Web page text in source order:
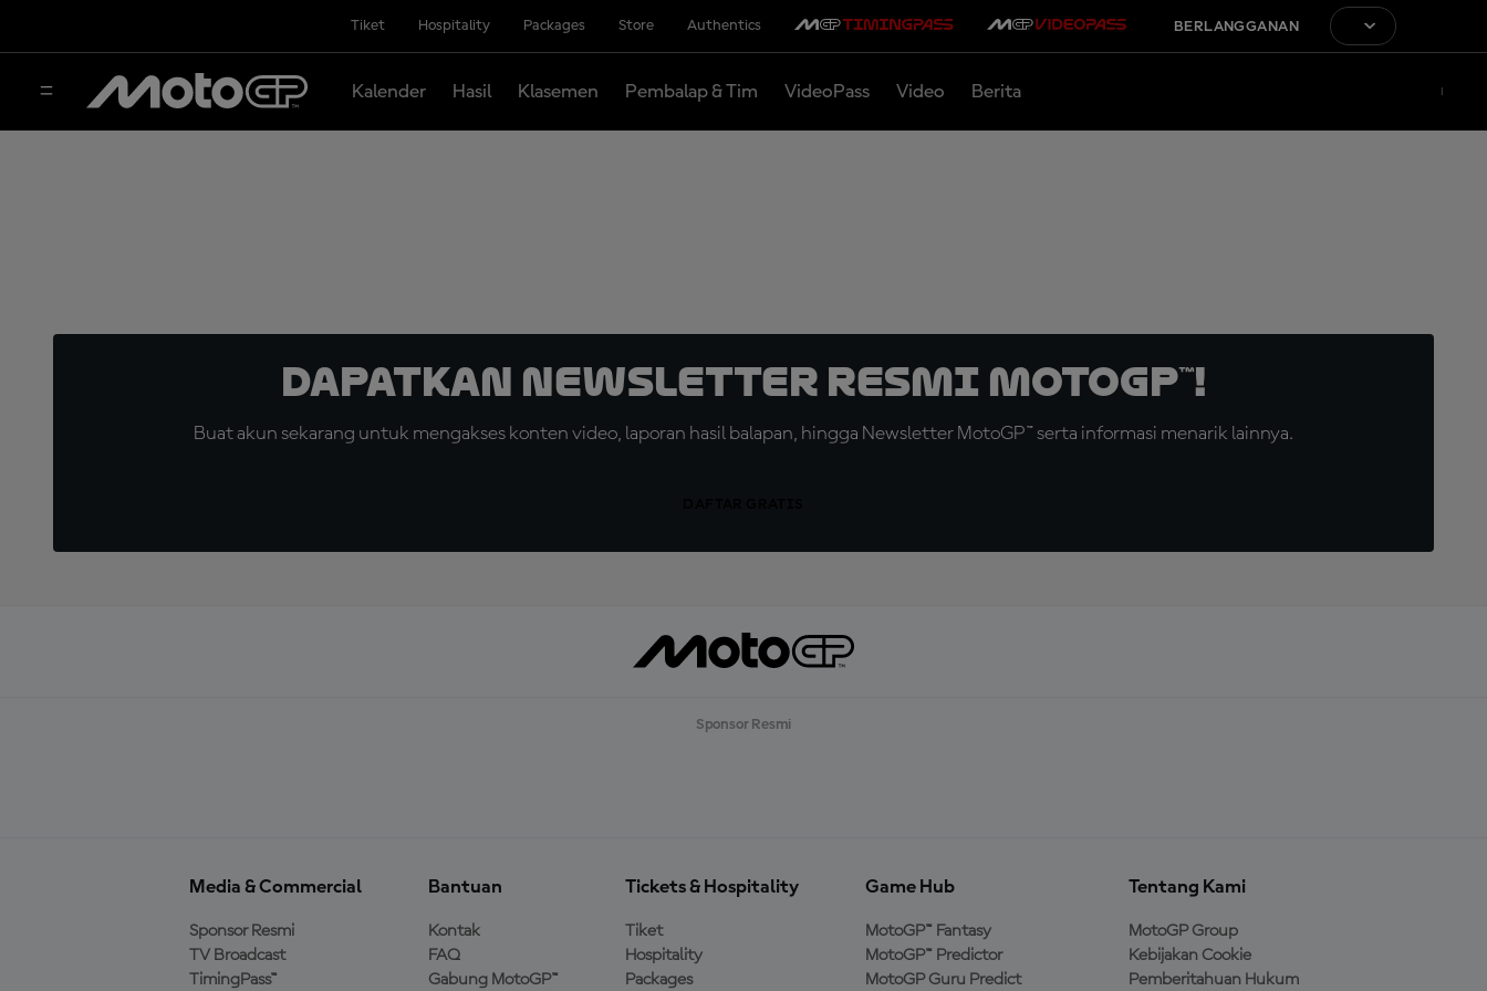
Tiket Hospitality Packages Store Authentics BERLANGGANAN
Kalender Hasil Klasemen Pembalap & Tim VideoPass Video Berita
Dapatkan Newsletter Resmi MotoGP™!
Buat akun sekarang untuk mengakses konten video, laporan hasil balapan, hingga Newsletter MotoGP™ serta informasi menarik lainnya.
Sponsor Resmi
Media & Commercial
Sponsor Resmi
TV Broadcast
TimingPass™
Bantuan
Kontak
FAQ
Gabung MotoGP™
Tickets & Hospitality
Tiket
Hospitality
Packages
Game Hub
MotoGP™ Fantasy
MotoGP™ Predictor
MotoGP Guru Predict
Tentang Kami
MotoGP Group
Kebijakan Cookie
Pemberitahuan Hukum